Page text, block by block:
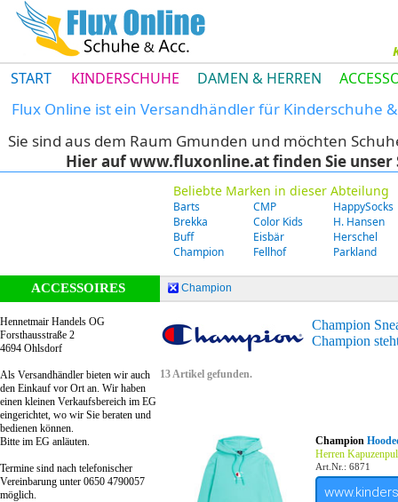
START KINDERSCHUHE DAMEN & HERREN
Flux Online ist ein Versandhändler für Kinderschuhe
Sie sind aus dem Raum Gmunden und möchten
Hier auf www.fluxonline.at finden Sie
Beliebte Marken in dieser Abteilung
Barts
Brekka
Buff
Champion
CMP
Color Kids
Eisbär
Fellhof
HappySocks
H. Hansen
Herschel
Parkland
ACCESSOIRES
Hennetmair Handels OG
Forsthausstraße 2
4694 Ohlsdorf
Als Versandhändler bieten wir auch
den Einkauf vor Ort an. Wir haben
einen kleinen Verkaufsbereich im EG
eingerichtet, wo wir Sie beraten und
bedienen können.
Bitte im EG anläuten.
Termine sind nach telefonischer
Vereinbarung unter 0650 4790057
möglich.
Champion
Champion
Champion
13 Artikel gefunden.
Champion
Herren
Art.Nr.: 6871